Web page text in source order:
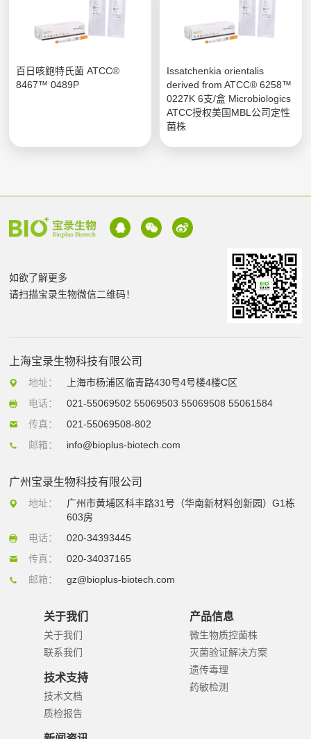
百日咳鲍特氏菌 ATCC®
8467™ 0489P
Issatchenkia orientalis
derived from ATCC® 6258™
0227K 6支/盒 Microbiologics
ATCC授权美国MBL公司定性
菌株
如欲了解更多
请扫描宝录生物微信二维码！
上海宝录生物科技有限公司
地址：
上海市杨浦区临青路430号4号楼4楼C区
电话：
021-55069502 55069503 55069508 55061584
传真：
021-55069508-802
邮箱：
info@bioplus-biotech.com
广州宝录生物科技有限公司
地址：
广州市黄埔区科丰路31号（华南新材料创新园）G1栋
603房
电话：
020-34393445
传真：
020-34037165
邮箱：
gz@bioplus-biotech.com
关于我们
关于我们
联系我们
技术支持
技术文档
质检报告
产品信息
微生物质控菌株
灭菌验证解决方案
遗传毒理
药敏检测